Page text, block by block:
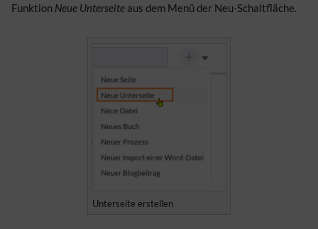
Funktion Neue Unterseite aus dem Menü der Neu-Schaltfläche.
Unterseite erstellen